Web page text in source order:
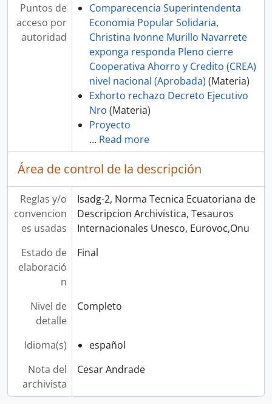
Puntos de
acceso por
autoridad
Comparecencia Superintendenta
Economia Popular Solidaria,
Christina Ivonne Murillo Navarrete
exponga responda Pleno cierre
Cooperativa Ahorro y Credito (CREA)
nivel nacional (Aprobada) (Materia)
Exhorto rechazo Decreto Ejecutivo
Nro (Materia)
Proyecto
… Read more
Área de control de la descripción
Reglas y/o
convencion
es usadas
Isadg-2, Norma Tecnica Ecuatoriana de
Descripcion Archivistica, Tesauros
Internacionales Unesco, Eurovoc,Onu
Estado de
elaboració
n
Final
Nivel de
detalle
Completo
Idioma(s)
español
Nota del
archivista
Cesar Andrade